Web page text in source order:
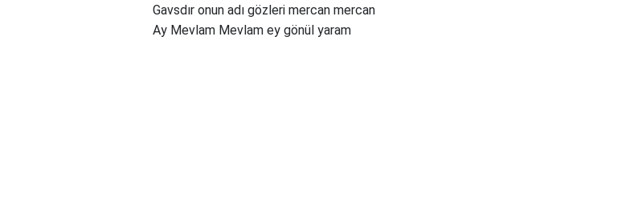
Gavsdır onun adı gözleri mercan mercan
Ay Mevlam Mevlam ey gönül yaram